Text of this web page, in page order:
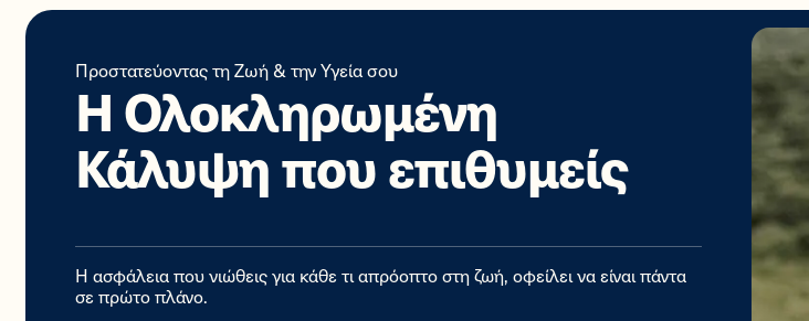
Προστατεύοντας τη Ζωή & την Υγεία σου
Η Ολοκληρωμένη
Κάλυψη που επιθυμείς
Η ασφάλεια που νιώθεις για κάθε τι απρόοπτο στη ζωή, οφείλει να είναι πάντα
σε πρώτο πλάνο.